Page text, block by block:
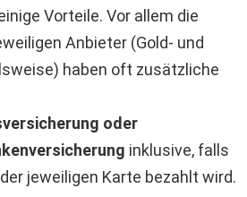
Vorteile. Vor allem die
Anbieter (Gold- und
haben oft zusätzliche
oder
inklusive, falls
jeweiligen Karte bezahlt wird.